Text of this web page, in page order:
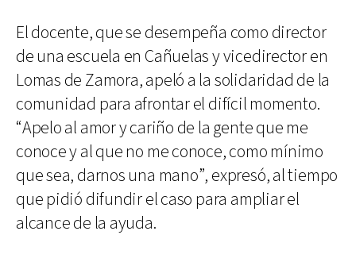
El docente, que se desempeña como director
de una escuela en Cañuelas y vicedirector en
Lomas de Zamora, apeló a la solidaridad de la
comunidad para afrontar el difícil momento.
“Apelo al amor y cariño de la gente que me
conoce y al que no me conoce, como mínimo
que sea, darnos una mano”, expresó, al tiempo
que pidió difundir el caso para ampliar el
alcance de la ayuda.